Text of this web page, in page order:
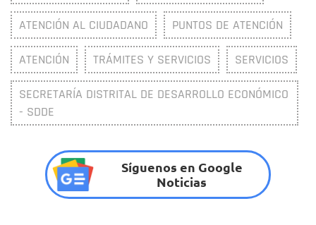
ATENCIÓN AL CIUDADANO PUNTOS DE ATENCIÓN
ATENCIÓN TRÁMITES Y SERVICIOS SERVICIOS
SECRETARÍA DISTRITAL DE DESARROLLO ECONÓMICO
- SDDE
Síguenos en Google
Noticias